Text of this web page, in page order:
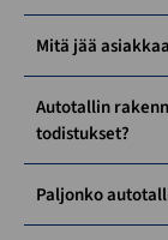
Mitä jää
Autotallin
todistukset?
Paljonko